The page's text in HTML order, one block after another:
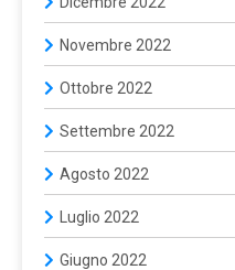
Novembre 2022
Ottobre 2022
Settembre 2022
Agosto 2022
Luglio 2022
Giugno 2022